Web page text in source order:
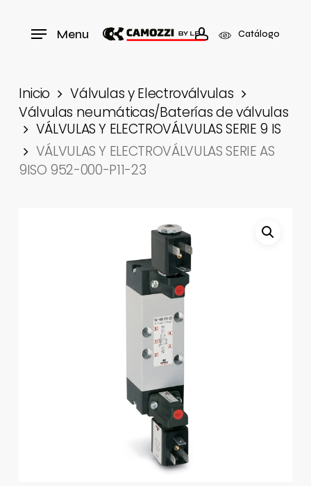
Catálogo
Menu
Inicio
Válvulas y Electroválvulas
Válvulas neumáticas/Baterías de válvulas
VÁLVULAS Y ELECTROVÁLVULAS SERIE 9 IS
VÁLVULAS Y ELECTROVÁLVULAS SERIE AS
9ISO 952-000-P11-23
Menu